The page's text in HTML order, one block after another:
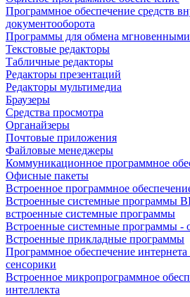
Программное обеспечение средств
документооборота
Программы для обмена
Текстовые редакторы
Табличные редакторы
Редакторы презентаций
Редакторы мультимедиа
Браузеры
Средства просмотра
Органайзеры
Почтовые приложения
Файловые менеджеры
Коммуникационное программное
Офисные пакеты
Встроенное программное
Встроенные системные программы
встроенные системные программы
Встроенные системные программы -
Встроенные прикладные программы
Программное обеспечение
сенсорики
Встроенное микропрограммное
интеллекта